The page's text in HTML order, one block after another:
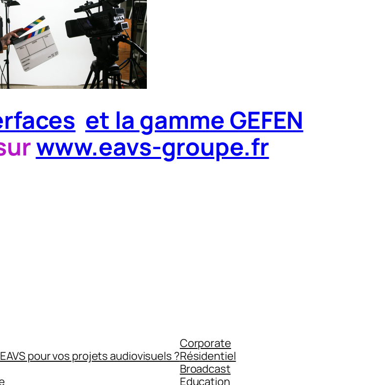
et la gamme GEFEN
www.eavs-groupe.fr
pour vos projets audiovisuels ?
Corporate
Résidentiel
Broadcast
Education